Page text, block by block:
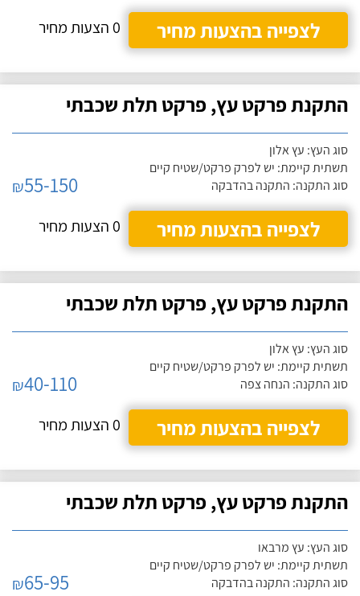
לצפייה בהצעות מחיר
0 הצעות מחיר
התקנת פרקט עץ, פרקט תלת שכבתי
סוג העץ: עץ אלון
תשתית קיימת: יש לפרק פרקט/שטיח קיים
סוג התקנה: התקנה בהדבקה
₪55-150
לצפייה בהצעות מחיר
0 הצעות מחיר
התקנת פרקט עץ, פרקט תלת שכבתי
סוג העץ: עץ אלון
תשתית קיימת: יש לפרק פרקט/שטיח קיים
סוג התקנה: הנחה צפה
₪40-110
לצפייה בהצעות מחיר
0 הצעות מחיר
התקנת פרקט עץ, פרקט תלת שכבתי
סוג העץ: עץ מרבאו
תשתית קיימת: יש לפרק פרקט/שטיח קיים
סוג התקנה: התקנה בהדבקה
₪65-95